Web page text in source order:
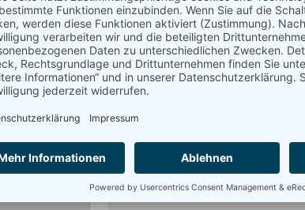
Bauabschnitt durch Umzug in den sanierten
Die Gesamte Maßnahme musste unter strikter
Kostenbegrenzung, für die sich die RT
verantwortlich zeichnete, durchgeführt
Gebäudedaten
Laborfläche
Nebennutz- / Verkehrs- / Bürofläche u. WC